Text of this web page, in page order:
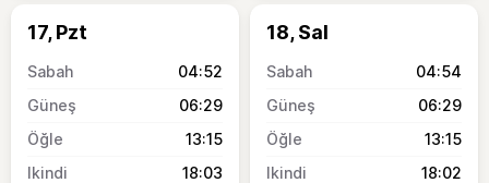
17, Pzt
04:52
06:29
13:15
18:03
18, Sal
04:54
06:29
13:15
18:02